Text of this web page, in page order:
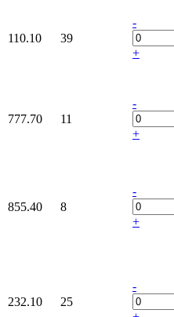
110.10 39
-
+
777.70 11
-
+
855.40 8
-
+
232.10 25
-